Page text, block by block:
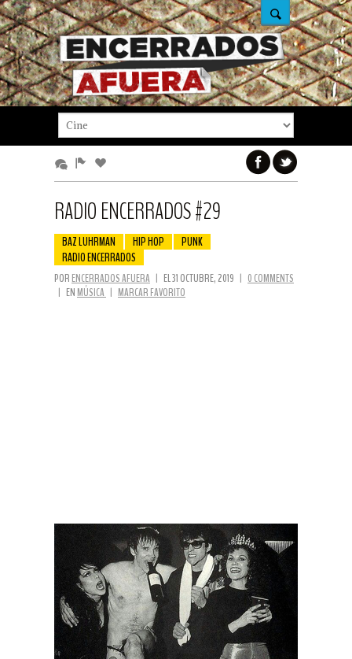
RADIO ENCERRADOS #29
BAZ LUHRMAN HIP HOP
PUNK
RADIO ENCERRADOS
POR ENCERRADOS AFUERA | EL 31 OCTUBRE, 2019 | 0 COMMENTS
| EN MÚSICA | MARCAR FAVORITO